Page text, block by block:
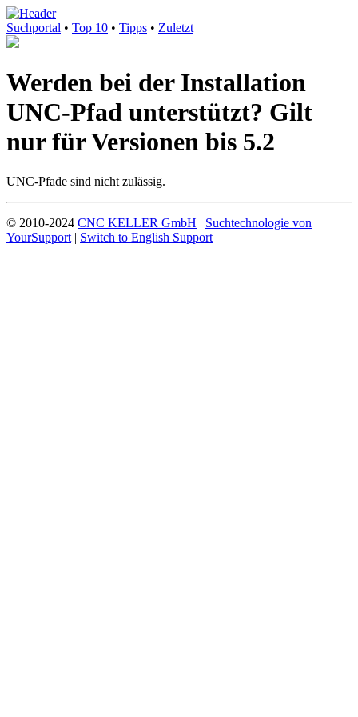
Suchportal • Top 10 • Tipps • Zuletzt
Werden bei der Installation
UNC-Pfad unterstützt? Gilt
nur für Versionen bis 5.2
UNC-Pfade sind nicht zulässig.
© 2010-2024 CNC KELLER GmbH | Suchtechnologie von
YourSupport | Switch to English Support